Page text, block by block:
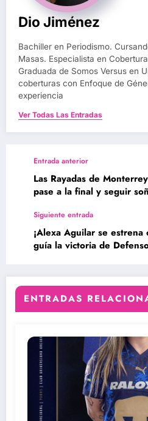
Dio Jiménez
Bachiller en Periodismo.
Masas. Especialista en
Graduada de Somos Versus en
coberturas con Enfoque de
experiencia
Ver Todas Las Entradas
Entrada anterior
Las Rayadas de
pase a la final y seguir
Siguiente entrada
¡Alexa Aguilar se
guía la victoria de
ENTRADAS